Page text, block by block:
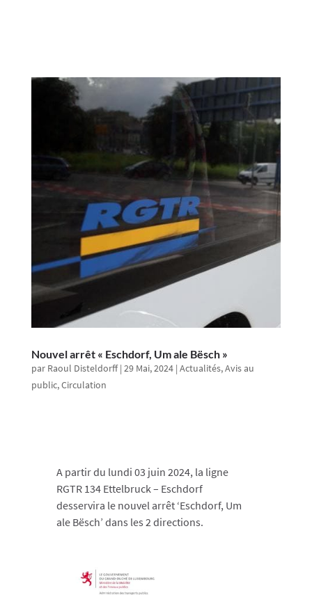
Nouvel arrêt « Eschdorf, Um ale Bësch »
par Raoul Disteldorff| 29 Mai, 2024| Actualités,Avis au
public,Circulation
A partir du lundi 03 juin 2024, la ligne
RGTR 134 Ettelbruck – Eschdorf
desservira le nouvel arrêt ‘Eschdorf, Um
ale Bësch’ dans les 2 directions.